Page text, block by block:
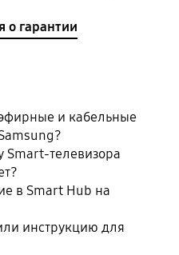
гарантии
и кабельные
Smart-телевизора
в Smart Hub на
инструкцию для